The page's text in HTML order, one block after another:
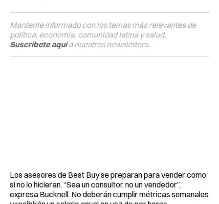
Mantente informado con los temas más relevantes de
política, economía, comunidad latina y salud.
Suscríbete aquía nuestros newsletters.
Los asesores de Best Buy se preparan para vender como
si no lo hicieran. “Sea un consultor, no un vendedor”,
expresa Bucknell. No deberán cumplir métricas semanales